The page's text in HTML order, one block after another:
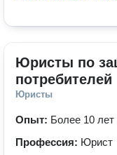
Юристы по
потребителей
Юристы
Опыт: Более 10 лет
Профессия: Юрист